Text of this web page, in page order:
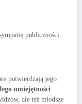
publiczności.
potwierdzają jego
umiejętności
ale też młodsze